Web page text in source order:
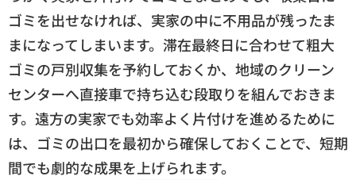
ゴミを出せなければ、実家の中に不用品が残ったま
まになってしまいます。滞在最終日に合わせて粗大
ゴミの戸別収集を予約しておくか、地域のクリーン
センターへ直接車で持ち込む段取りを組んでおきま
す。遠方の実家でも効率よく片付けを進めるために
は、ゴミの出口を最初から確保しておくことで、短期
間でも劇的な成果を上げられます。